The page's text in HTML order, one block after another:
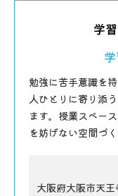
勉強に苦手意識を
人ひとりに寄り添
ます。授業スペー
を妨げない空間づ
大阪府大阪市天